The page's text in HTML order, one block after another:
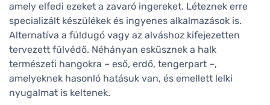
amely elfedi ezeket a zavaró ingereket. Léteznek erre
specializált készülékek és ingyenes alkalmazások is.
Alternatíva a füldugó vagy az alváshoz kifejezetten
tervezett fülvédő. Néhányan esküsznek a halk
természeti hangokra – eső, erdő, tengerpart –,
amelyeknek hasonló hatásuk van, és emellett lelki
nyugalmat is keltenek.